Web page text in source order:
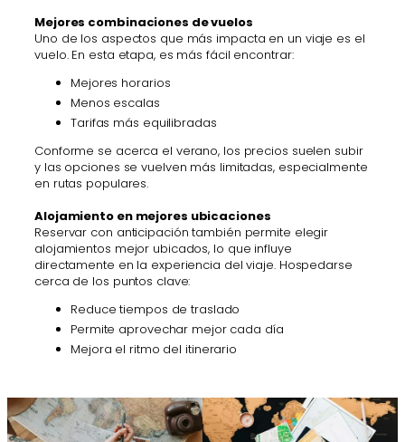
Mejores combinaciones de vuelos
Uno de los aspectos que más impacta en un viaje es el
vuelo. En esta etapa, es más fácil encontrar:
Mejores horarios
Menos escalas
Tarifas más equilibradas
Conforme se acerca el verano, los precios suelen subir
y las opciones se vuelven más limitadas, especialmente
en rutas populares.
Alojamiento en mejores ubicaciones
Reservar con anticipación también permite elegir
alojamientos mejor ubicados, lo que influye
directamente en la experiencia del viaje. Hospedarse
cerca de los puntos clave:
Reduce tiempos de traslado
Permite aprovechar mejor cada día
Mejora el ritmo del itinerario